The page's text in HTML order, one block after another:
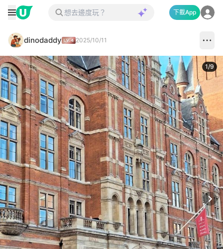
下載App
dinodaddy 2025/10/11
1/9